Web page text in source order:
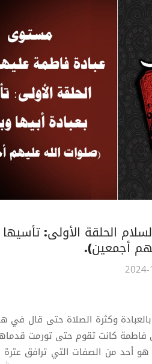
الحلقة الأولى: تأسيها
أجمعين).
وكثرة الصلاة حتى قال في
كانت تقوم حتى تورمت
أحد من الصفات التي ترافق